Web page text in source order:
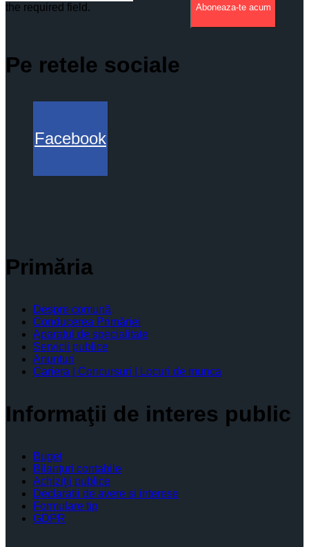
the required field.
Aboneaza-te acum
Pe retele sociale
Facebook
Primăria
Despre comună
Conducerea Primăriei
Aparatul de specialitate
Servicii publice
Anunturi
Cariera | Concursuri | Locuri de munca
Informaţii de interes public
Buget
Bilanţuri contabile
Achiziţii publice
Declaratii de avere si interese
Formulare tip
GDPR